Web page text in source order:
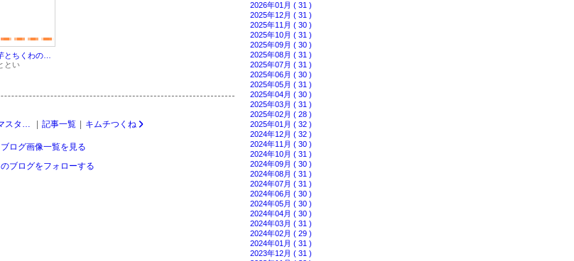
2026年01月 ( 31 )
2025年12月 ( 31 )
2025年11月 ( 30 )
2025年10月 ( 31 )
2025年09月 ( 30 )
2025年08月 ( 31 )
2025年07月 ( 31 )
2025年06月 ( 30 )
2025年05月 ( 31 )
2025年04月 ( 30 )
2025年03月 ( 31 )
2025年02月 ( 28 )
2025年01月 ( 32 )
2024年12月 ( 32 )
2024年11月 ( 30 )
2024年10月 ( 31 )
2024年09月 ( 30 )
2024年08月 ( 31 )
2024年07月 ( 31 )
2024年06月 ( 30 )
2024年05月 ( 30 )
2024年04月 ( 30 )
2024年03月 ( 31 )
2024年02月 ( 29 )
2024年01月 ( 31 )
2023年12月 ( 31 )
とい
温野菜のキムチマスタードサラダ 記事一覧 キムチつくね
ブログ画像一覧を見る
ブログをフォローする